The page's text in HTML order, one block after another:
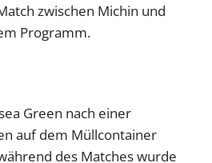
zwischen Michin und
Programm.
Green nach einer
auf dem Müllcontainer
des Matches wurde